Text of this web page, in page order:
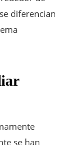
diferencian
se han